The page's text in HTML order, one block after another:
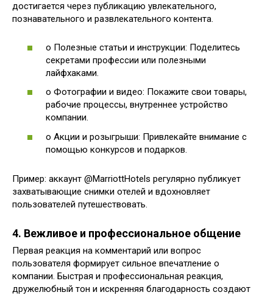
достигается через публикацию увлекательного,
познавательного и развлекательного контента.
o Полезные статьи и инструкции: Поделитесь
секретами профессии или полезными
лайфхаками.
o Фотографии и видео: Покажите свои товары,
рабочие процессы, внутреннее устройство
компании.
o Акции и розыгрыши: Привлекайте внимание с
помощью конкурсов и подарков.
Пример: аккаунт @MarriottHotels регулярно публикует
захватывающие снимки отелей и вдохновляет
пользователей путешествовать.
4. Вежливое и профессиональное общение
Первая реакция на комментарий или вопрос
пользователя формирует сильное впечатление о
компании. Быстрая и профессиональная реакция,
дружелюбный тон и искренняя благодарность создают